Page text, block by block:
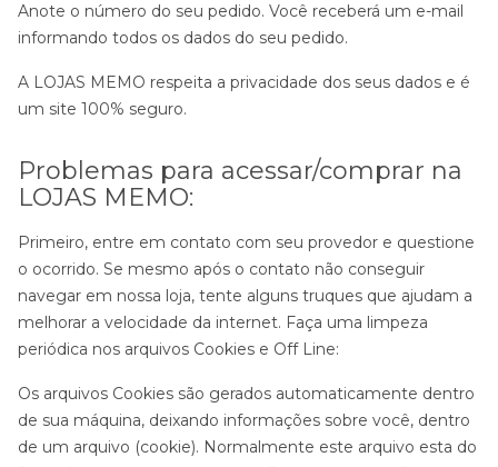
Anote o número do seu pedido. Você receberá um e-mail
informando todos os dados do seu pedido.
A LOJAS MEMO respeita a privacidade dos seus dados e é
um site 100% seguro.
Problemas para acessar/comprar na
LOJAS MEMO:
Primeiro, entre em contato com seu provedor e questione
o ocorrido. Se mesmo após o contato não conseguir
navegar em nossa loja, tente alguns truques que ajudam a
melhorar a velocidade da internet. Faça uma limpeza
periódica nos arquivos Cookies e Off Line:
Os arquivos Cookies são gerados automaticamente dentro
de sua máquina, deixando informações sobre você, dentro
de um arquivo (cookie). Normalmente este arquivo esta do